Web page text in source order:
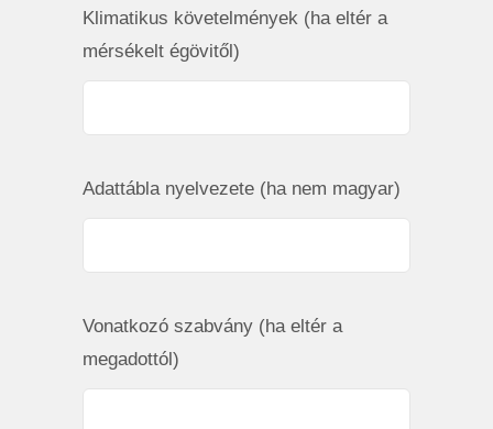
Klimatikus követelmények (ha eltér a
mérsékelt égövitől)
Adattábla nyelvezete (ha nem magyar)
Vonatkozó szabvány (ha eltér a
megadottól)